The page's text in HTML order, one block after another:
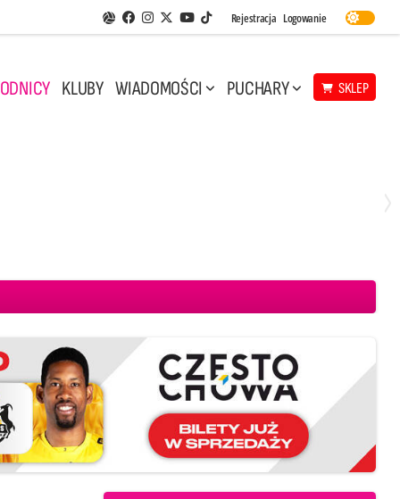
Aplikacja Siatkarskie Ligi
Facebook
Instagram
Twitter
Youtube
TikTok
Rejestracja Logowanie
KLUBY WIADOMOŚCI PUCHARY SKLEP